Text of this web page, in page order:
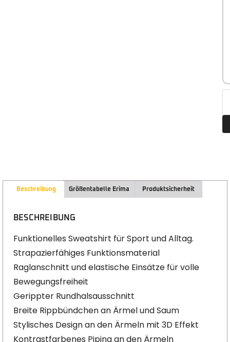
Beschreibung Größentabelle Erima Produktsicherheit
BESCHREIBUNG
Funktionelles Sweatshirt für Sport und Alltag.
Strapazierfähiges Funktionsmaterial
Raglanschnitt und elastische Einsätze für volle
Bewegungsfreiheit
Gerippter Rundhalsausschnitt
Breite Rippbündchen an Ärmel und Saum
Stylisches Design an den Ärmeln mit 3D Effekt
Kontrastfarbenes Piping an den Ärmeln